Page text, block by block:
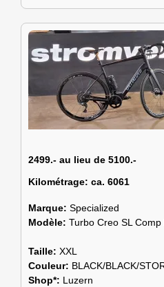
2499.- au lieu de 5100.-
Kilométrage: ca. 6061
Marque: Specialized
Modèle: Turbo Creo SL
Taille: XXL
Couleur: BLACK/BLACK/
Shop*: Luzern